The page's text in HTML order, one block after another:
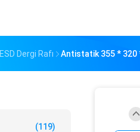
ESD Dergi Rafı Antistatik 355 * 320
(119)